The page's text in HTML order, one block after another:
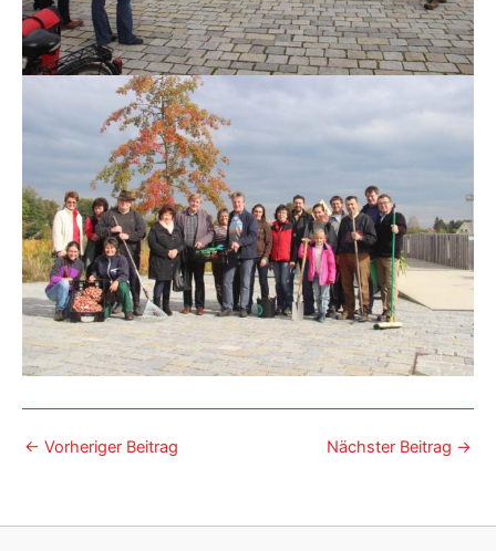
← Vorheriger Beitrag Nächster Beitrag →